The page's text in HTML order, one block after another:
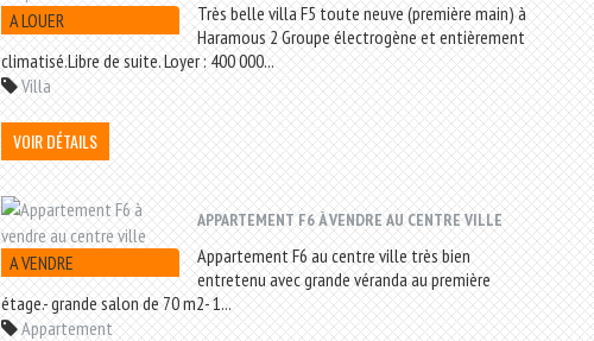
A LOUER
Très belle villa F5 toute neuve (première main) à
Haramous 2 Groupe électrogène et entièrement
climatisé.Libre de suite. Loyer : 400 000...
Villa
VOIR DÉTAILS
A VENDRE
APPARTEMENT F6 À VENDRE AU CENTRE VILLE
Appartement F6 au centre ville très bien
entretenu avec grande véranda au première
étage.- grande salon de 70 m2- 1...
Appartement